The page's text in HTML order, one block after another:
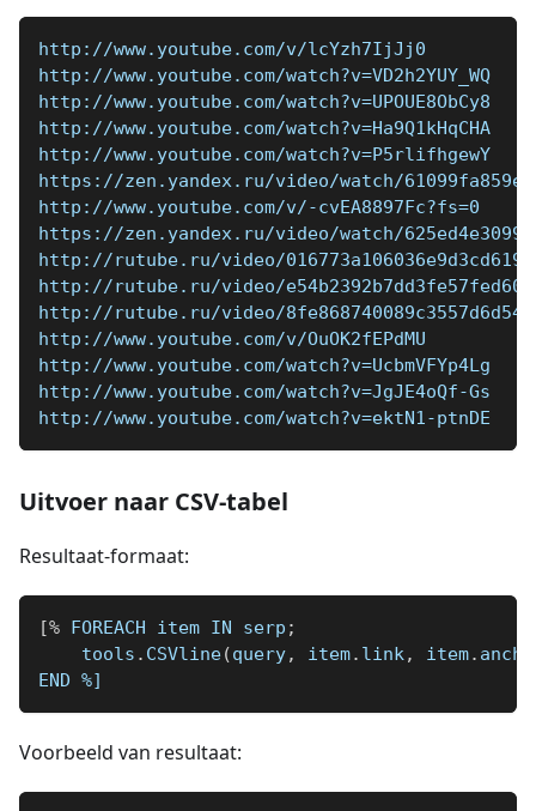
http://www.youtube.com/v/lcYzh7IjJj0
http://www.youtube.com/watch?v=VD2h2YUY_WQ
http://www.youtube.com/watch?v=UPOUE8ObCy8
http://www.youtube.com/watch?v=Ha9Q1kHqCHA
http://www.youtube.com/watch?v=P5rlifhgewY
https://zen.yandex.ru/video/watch/
http://www.youtube.com/v/-cvEA8897Fc?fs=0
https://zen.yandex.ru/video/watch/
http://rutube.ru/video/
http://rutube.ru/video/
http://rutube.ru/video/
http://www.youtube.com/v/OuOK2fEPdMU
http://www.youtube.com/watch?v=UcbmVFYp4Lg
http://www.youtube.com/watch?v=JgJE4oQf-Gs
http://www.youtube.com/watch?v=ektN1-ptnDE
Uitvoer naar CSV-tabel
Resultaat-formaat:
[% FOREACH item IN serp ;
    tools
. CSVline(query, item. link, item.
END %]
Voorbeeld van resultaat: